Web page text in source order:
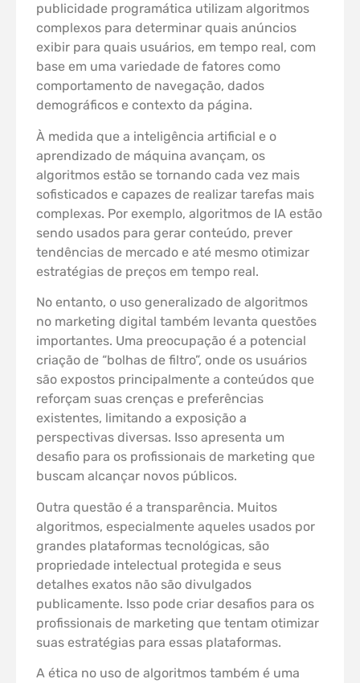
publicidade programática utilizam algoritmos
complexos para determinar quais anúncios
exibir para quais usuários, em tempo real, com
base em uma variedade de fatores como
comportamento de navegação, dados
demográficos e contexto da página.
À medida que a inteligência artificial e o
aprendizado de máquina avançam, os
algoritmos estão se tornando cada vez mais
sofisticados e capazes de realizar tarefas mais
complexas. Por exemplo, algoritmos de IA estão
sendo usados para gerar conteúdo, prever
tendências de mercado e até mesmo otimizar
estratégias de preços em tempo real.
No entanto, o uso generalizado de algoritmos
no marketing digital também levanta questões
importantes. Uma preocupação é a potencial
criação de “bolhas de filtro”, onde os usuários
são expostos principalmente a conteúdos que
reforçam suas crenças e preferências
existentes, limitando a exposição a
perspectivas diversas. Isso apresenta um
desafio para os profissionais de marketing que
buscam alcançar novos públicos.
Outra questão é a transparência. Muitos
algoritmos, especialmente aqueles usados por
grandes plataformas tecnológicas, são
propriedade intelectual protegida e seus
detalhes exatos não são divulgados
publicamente. Isso pode criar desafios para os
profissionais de marketing que tentam otimizar
suas estratégias para essas plataformas.
A ética no uso de algoritmos também é uma